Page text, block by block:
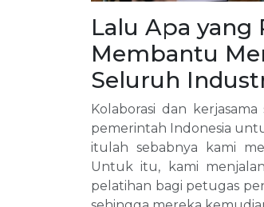
Lalu Apa
Membantu
Seluruh
Kolaborasi dan
pemerintah Indonesia
itulah sebabnya kami
Untuk itu, kami
pelatihan bagi petugas